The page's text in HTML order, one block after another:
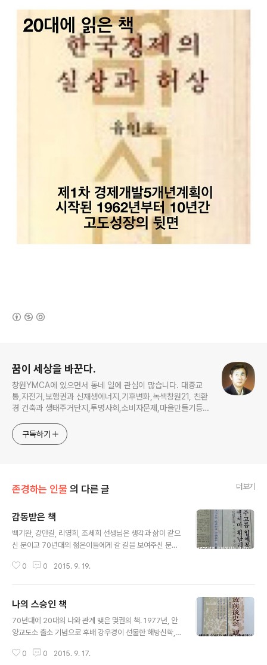
꿈이 세상을 바꾼다.
창원YMCA에 있으면서 동네 일에 관심이 많습니다. 대중교
통,자전거,보행권과 신재생에너지,기후변화,녹색창원21, 친환
경 건축과 생태주거단지,투명사회,소비자문제,마을만들기등...
구독하기
존경하는 인물 의 다른 글 더보기
감동받은 책
백기완, 강만길, 리영희, 조세희 선생님은 생각과 삶이 같으
신 분이고 70년대의 젊은이들에게 갈 길을 보여주신 분이
0 0 2015. 9. 19.
나의 스승인 책
70년대에 20대의 나와 관계 맺은 몇권의 책. 1977년, 안
양교도소 출소 기념으로 후배 강우경이 선물한 해방신학,
서였던 페다고지. 모두가 스승이고 은인이다. ​​​​
0 0 2015. 9. 17.